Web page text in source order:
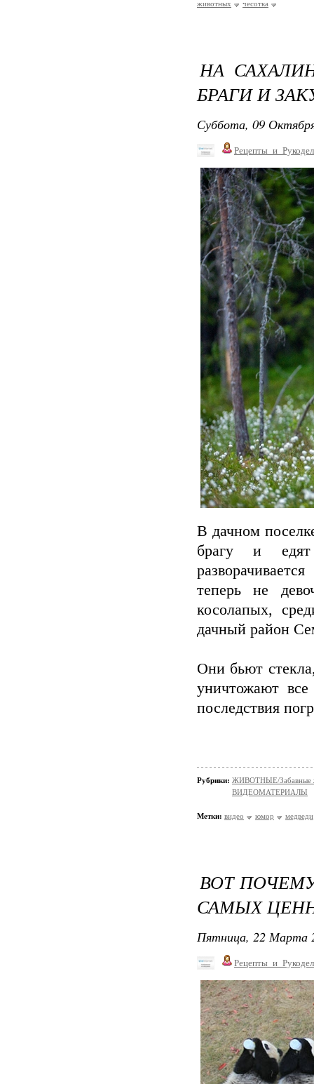
животных чесотка
НА
БРАГИ И
Суббота, 09
В дачном
брагу и
теперь не
косолапых,
дачный район
Они бьют
уничтожают
последствия
Рубрики: ЖИВОТНЫЕ/Забавные
ВИДЕОМАТЕРИАЛЫ
Метки: видео юмор медведи
ВОТ
САМЫХ
Пятница, 22 Марта